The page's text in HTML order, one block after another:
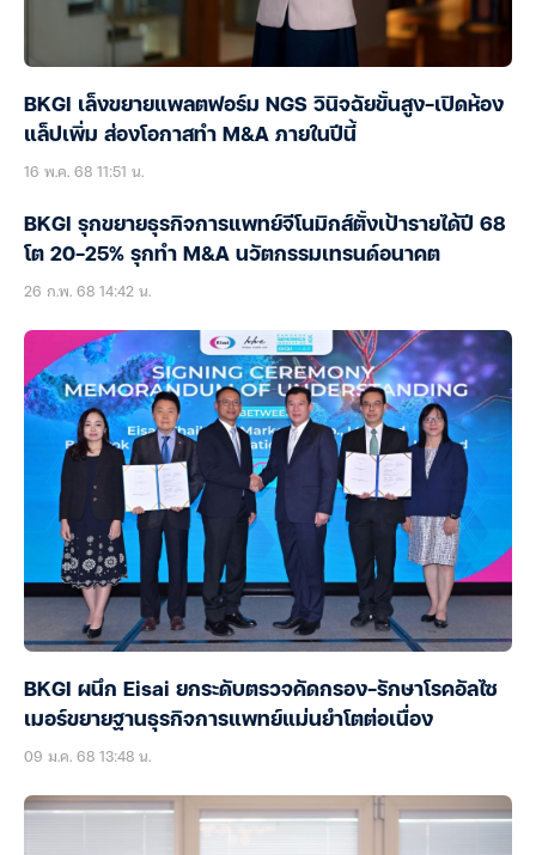
BKGI เล็งขยายแพลตฟอร์ม NGS วินิจฉัยขั้นสูง-เปิดห้อง
แล็ปเพิ่ม ส่องโอกาสทำ M&A ภายในปีนี้
16 พ.ค. 68 11:51 น.
BKGI รุกขยายธุรกิจการแพทย์จีโนมิกส์ตั้งเป้ารายได้ปี 68
โต 20-25% รุกทำ M&A นวัตกรรมเทรนด์อนาคต
26 ก.พ. 68 14:42 น.
BKGI ผนึก Eisai ยกระดับตรวจคัดกรอง-รักษาโรคอัลไซ
เมอร์ขยายฐานธุรกิจการแพทย์แม่นยำโตต่อเนื่อง
09 ม.ค. 68 13:48 น.